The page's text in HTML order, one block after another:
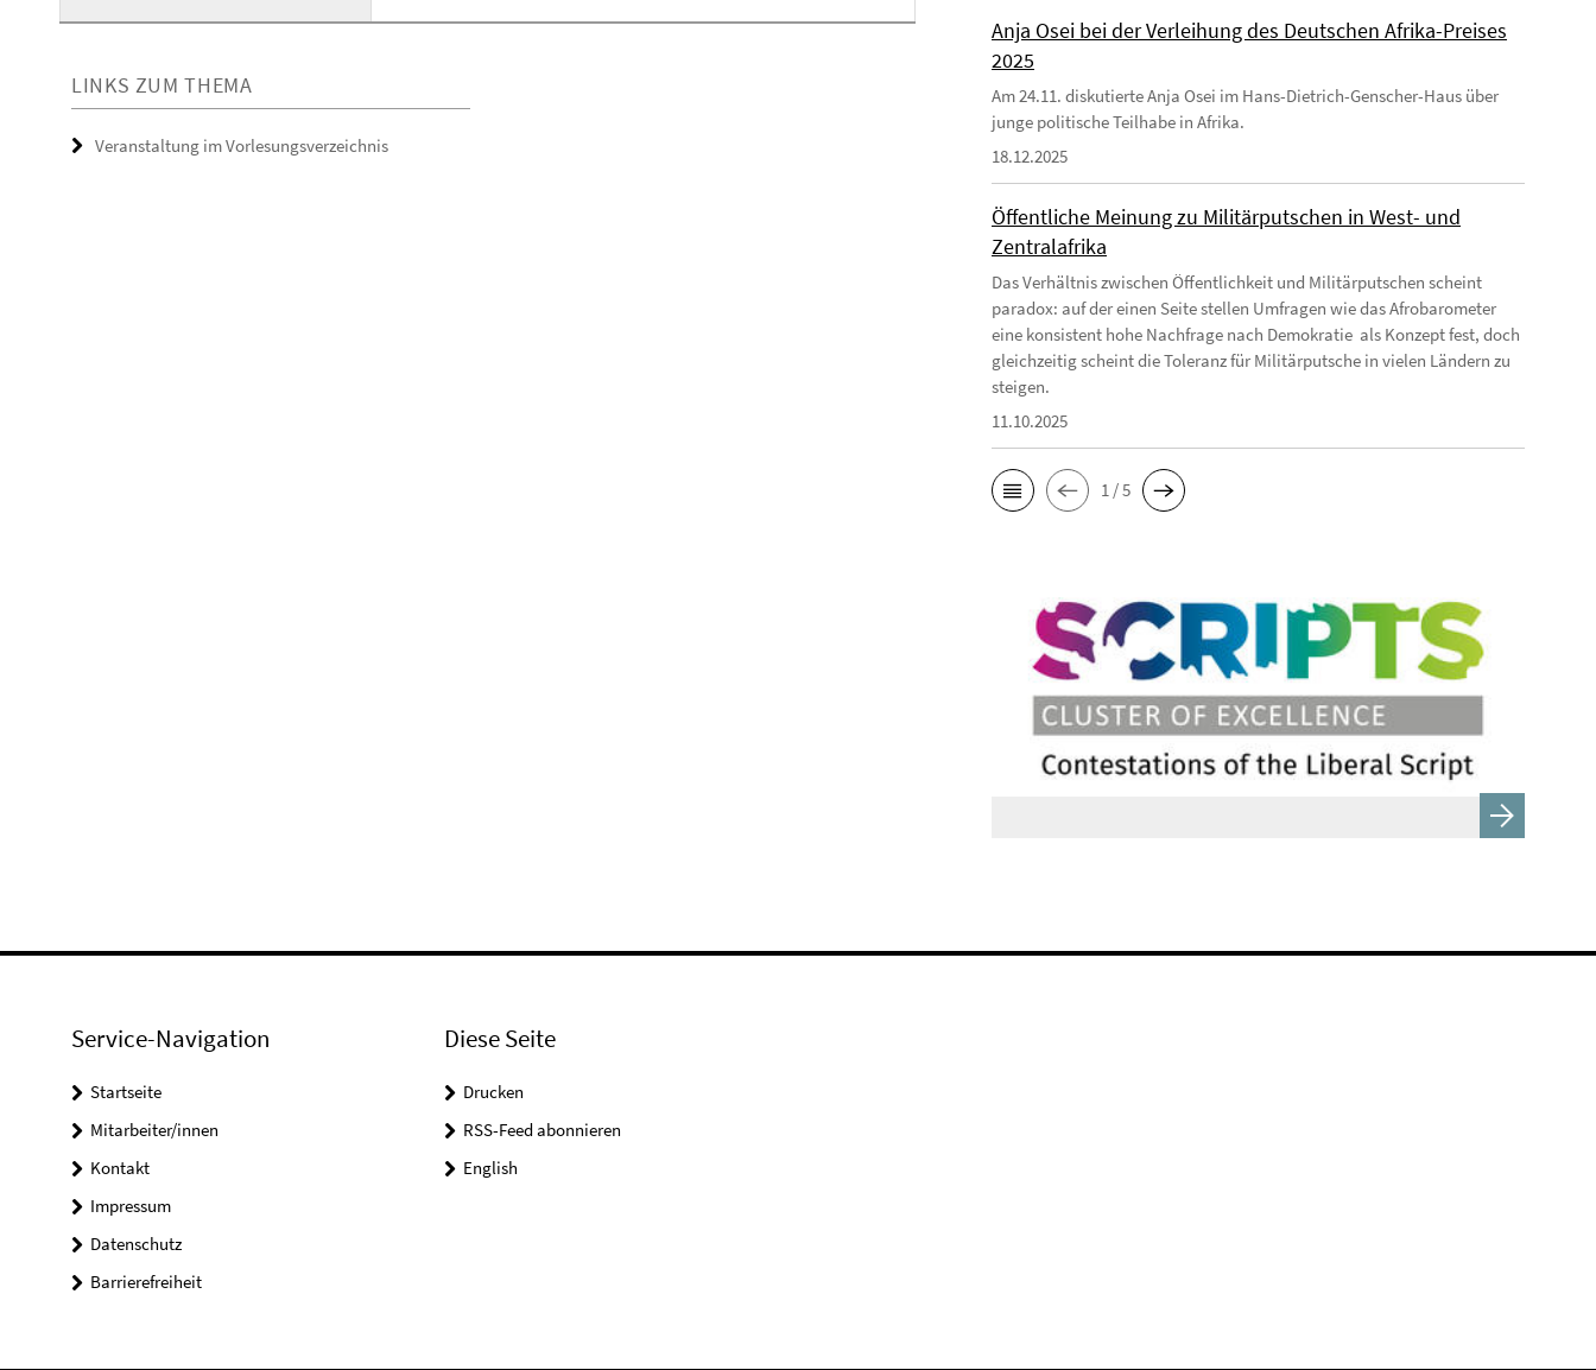
LINKS ZUM THEMA
Veranstaltung im Vorlesungsverzeichnis
Anja Osei bei der Verleihung des Deutschen Afrika-Preises
2025
Am 24.11. diskutierte Anja Osei im Hans-Dietrich-Genscher-Haus über
junge politische Teilhabe in Afrika.
18.12.2025
Öffentliche Meinung zu Militärputschen in West- und
Zentralafrika
Das Verhältnis zwischen Öffentlichkeit und Militärputschen scheint
paradox: auf der einen Seite stellen Umfragen wie das Afrobarometer
eine konsistent hohe Nachfrage nach Demokratie als Konzept fest, doch
gleichzeitig scheint die Toleranz für Militärputsche in vielen Ländern zu
steigen.
11.10.2025
1 / 5
Service-Navigation
Startseite
Mitarbeiter/innen
Kontakt
Impressum
Datenschutz
Barrierefreiheit
Diese Seite
Drucken
RSS-Feed abonnieren
English